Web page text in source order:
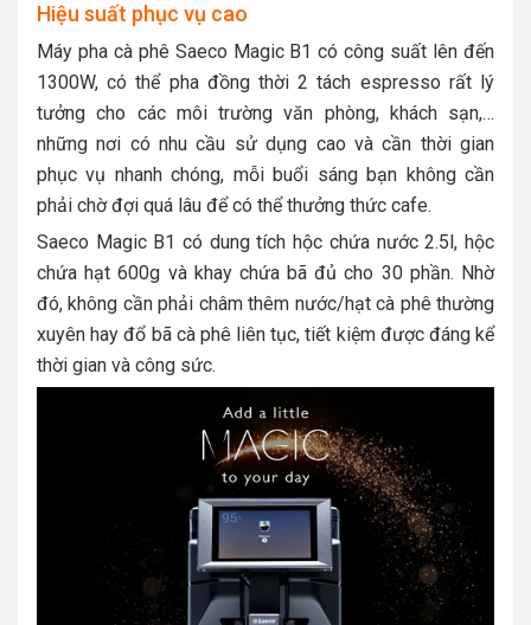
Hiệu suất phục vụ cao
Máy pha cà phê Saeco Magic B1 có công suất lên đến
1300W, có thể pha đồng thời 2 tách espresso rất lý
tưởng cho các môi trường văn phòng, khách sạn,…
những nơi có nhu cầu sử dụng cao và cần thời gian
phục vụ nhanh chóng, mỗi buổi sáng bạn không cần
phải chờ đợi quá lâu để có thể thưởng thức cafe.
Saeco Magic B1 có dung tích hộc chứa nước 2.5l, hộc
chứa hạt 600g và khay chứa bã đủ cho 30 phần. Nhờ
đó, không cần phải châm thêm nước/hạt cà phê thường
xuyên hay đổ bã cà phê liên tục, tiết kiệm được đáng kể
thời gian và công sức.